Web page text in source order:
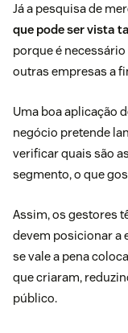
Já a pesquisa de
que pode ser vista
porque é
outras empresas a
Uma boa aplicação
negócio pretende
verificar quais são
segmento, o que
Assim, os gestores
devem posicionar a
se vale a pena
que criaram,
público.